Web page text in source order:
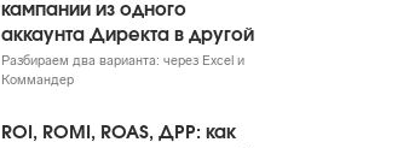
кампании из одного
аккаунта Директа в другой
Разбираем два варианта: через Excel и
Коммандер
ROI, ROMI, ROAS, ДРР: как